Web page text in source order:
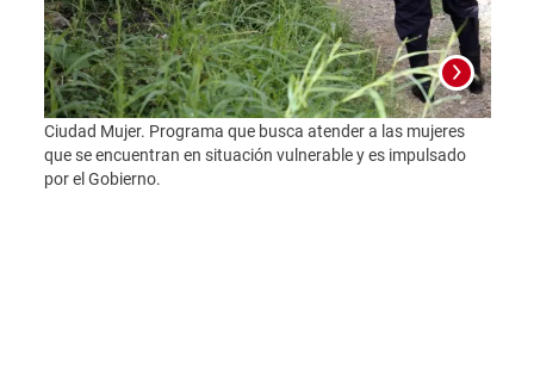
Ciudad Mujer. Programa que busca atender a las mujeres
que se encuentran en situación vulnerable y es impulsado
por el Gobierno.
Foto: